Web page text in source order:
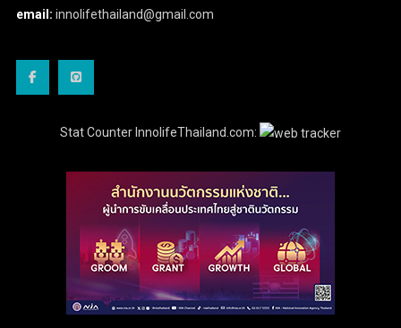
email: innolifethailand@gmail.com
Stat Counter InnolifeThailand.com: